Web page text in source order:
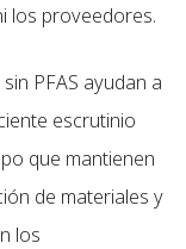
los proveedores.
PFAS ayudan a
escrutinio
que mantienen
de materiales y
los